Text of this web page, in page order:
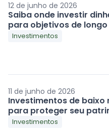
12 de junho de 2026
Saiba onde investir
para objetivos de longo
Investimentos
11 de junho de 2026
Investimentos de baixo
para proteger seu
Investimentos